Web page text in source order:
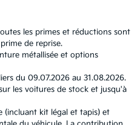
les primes et réductions sont
de reprise.
métallisée et options
du 09.07.2026 au 31.08.2026.
les voitures de stock et jusqu'à
(incluant kit légal et tapis) et